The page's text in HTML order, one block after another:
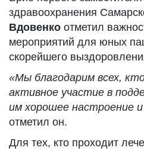
здравоохранения
Вдовенко отметил
мероприятий для юных
скорейшего
«Мы благодарим всех,
активное участие в
им хорошее настроение и
отметил он.
Для тех, кто проходит